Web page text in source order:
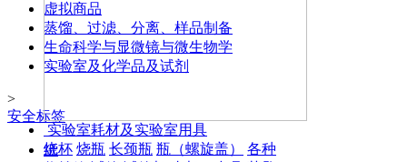
实验室耗材及实验室用具
烧杯 烧瓶 长颈瓶 瓶（螺旋盖）
各种
虚拟商品
蒸馏、过滤、分离、样品制备
生命科学与显微镜与微生物学
实验室及化学品及试剂
>
安全标签
纸